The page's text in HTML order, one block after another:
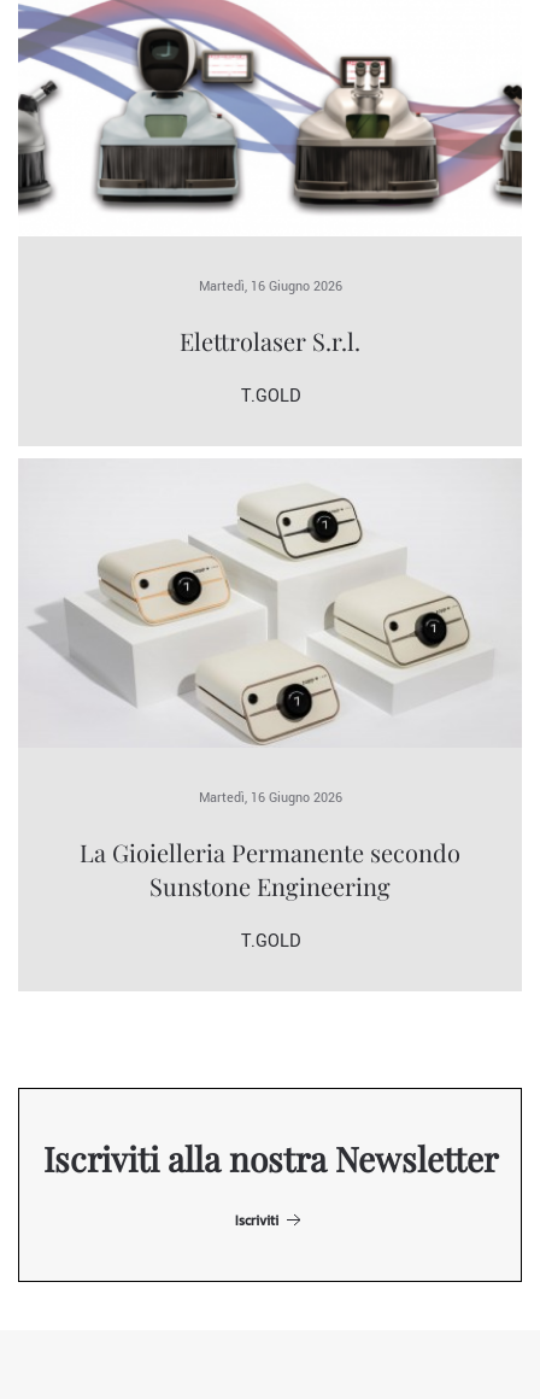
Martedì, 16 Giugno 2026
Elettrolaser S.r.l.
T.GOLD
Martedì, 16 Giugno 2026
La Gioielleria Permanente secondo
Sunstone Engineering
T.GOLD
Iscriviti alla nostra Newsletter
Iscriviti